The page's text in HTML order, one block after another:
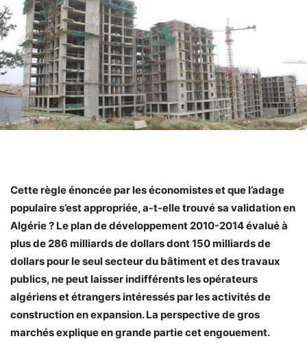
Cette règle énoncée par les économistes et que l’adage
populaire s’est appropriée, a-t-elle trouvé sa validation en
Algérie ? Le plan de développement 2010-2014 évalué à
plus de 286 milliards de dollars dont 150 milliards de
dollars pour le seul secteur du bâtiment et des travaux
publics, ne peut laisser indifférents les opérateurs
algériens et étrangers intéressés par les activités de
construction en expansion. La perspective de gros
marchés explique en grande partie cet engouement.